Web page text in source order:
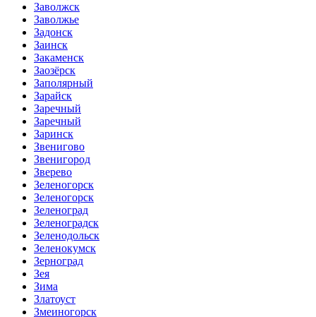
Заволжск
Заволжье
Задонск
Заинск
Закаменск
Заозёрск
Заполярный
Зарайск
Заречный
Заречный
Заринск
Звенигово
Звенигород
Зверево
Зеленогорск
Зеленогорск
Зеленоград
Зеленоградск
Зеленодольск
Зеленокумск
Зерноград
Зея
Зима
Златоуст
Змеиногорск